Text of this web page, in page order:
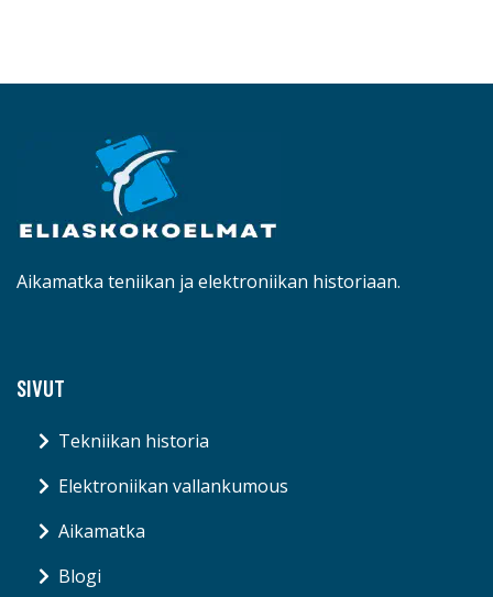
Aikamatka teniikan ja elektroniikan historiaan.
SIVUT
Tekniikan historia
Elektroniikan vallankumous
Aikamatka
Blogi